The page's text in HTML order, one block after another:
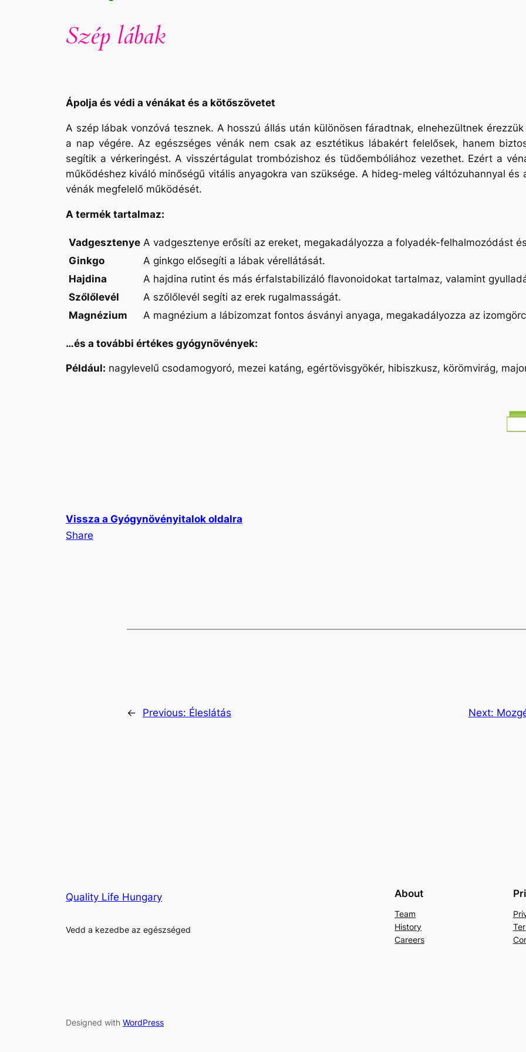
Szép lábak
Ápolja és védi a vénákat és a kötőszövetet
A szép lábak vonzóvá tesznek. A hosszú állás után különösen fáradtnak, elnehezültnek
a nap végére. Az egészséges vénák nem csak az esztétikus lábakért felelősek, hanem
segítik a vérkeringést. A visszértágulat trombózishoz és tüdőembóliához vezethet. Ezért a
működéshez kiváló minőségű vitális anyagokra van szüksége. A hideg-meleg váltózuhannyal
vénák megfelelő működését.
A termék tartalmaz:
Vadgesztenye A vadgesztenye erősíti az ereket, megakadályozza a folyadék-felhalmozódást
Ginkgo
A ginkgo elősegíti a lábak vérellátását.
Hajdina
A hajdina rutint és más érfalstabilizáló flavonoidokat tartalmaz, valamint
Szőlőlevél
A szőlőlevél segíti az erek rugalmasságát.
Magnézium
A magnézium a lábizomzat fontos ásványi anyaga, megakadályozza az
…és a további értékes gyógynövények:
Például: nagylevelű csodamogyoró, mezei katáng, egértövisgyökér, hibiszkusz, körömvirág,
Vissza a Gyógynövényitalok oldalra
Share
← Previous: Éleslátás Next:
Quality Life Hungary
Vedd a kezedbe az egészséged
About
Team
History
Careers
Designed with WordPress